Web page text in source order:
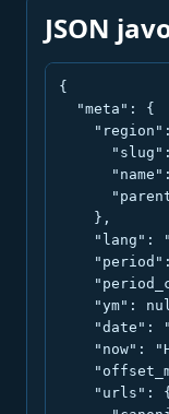
JSON
{
  "meta": {
    },
"lang":
"ym":
"date":
"now":
    "urls": {